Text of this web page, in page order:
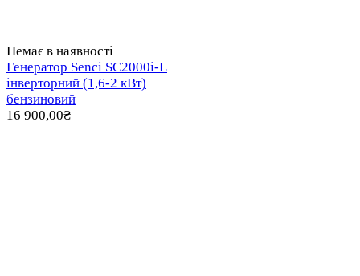
Немає в наявності
Генератор Senci SC2000i-L
інверторний (1,6-2 кВт)
бензиновий
16 900,00₴